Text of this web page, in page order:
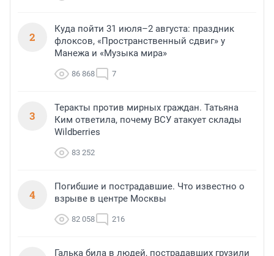
2
Куда пойти 31 июля–2 августа: праздник
флоксов, «Пространственный сдвиг» у
Манежа и «Музыка мира»
86 868 7
3
Теракты против мирных граждан. Татьяна
Ким ответила, почему ВСУ атакует склады
Wildberries
83 252
4
Погибшие и пострадавшие. Что известно о
взрыве в центре Москвы
82 058 216
Галька била в людей, пострадавших грузили